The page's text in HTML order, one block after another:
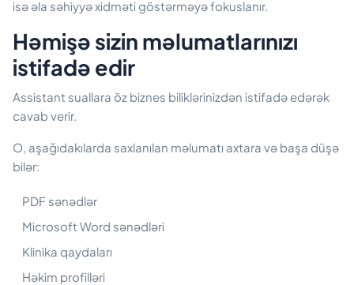
isə əla səhiyyə xidməti göstərməyə fokuslanır.
Həmişə sizin məlumatlarınızı
istifadə edir
Assistant suallara öz biznes biliklərinizdən istifadə edərək
cavab verir.
O, aşağıdakılarda saxlanılan məlumatı axtara və başa düşə
bilər:
PDF sənədlər
Microsoft Word sənədləri
Klinika qaydaları
Həkim profilləri